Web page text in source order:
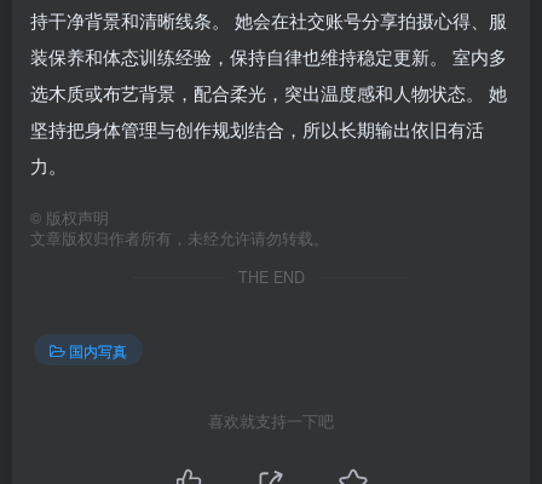
持干净背景和清晰线条。 她会在社交账号分享拍摄心得、服
装保养和体态训练经验，保持自律也维持稳定更新。 室内多
选木质或布艺背景，配合柔光，突出温度感和人物状态。 她
坚持把身体管理与创作规划结合，所以长期输出依旧有活
力。
© 版权声明
文章版权归作者所有，未经允许请勿转载。
THE END
国内写真
喜欢就支持一下吧